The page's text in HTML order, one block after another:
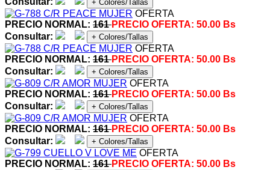
+ Colores/Tallas
OFERTA
PRECIO NORMAL: 161PRECIO OFERTA: 50.00 Bs
Consultar:
+ Colores/Tallas
OFERTA
PRECIO NORMAL: 161PRECIO OFERTA: 50.00 Bs
Consultar:
+ Colores/Tallas
OFERTA
PRECIO NORMAL: 161PRECIO OFERTA: 50.00 Bs
Consultar:
+ Colores/Tallas
OFERTA
PRECIO NORMAL: 161PRECIO OFERTA: 50.00 Bs
Consultar:
+ Colores/Tallas
OFERTA
PRECIO NORMAL: 161PRECIO OFERTA: 50.00 Bs